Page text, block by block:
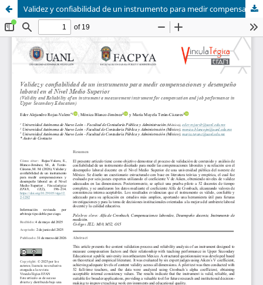
Validez y confiabilidad de un instrumento para medir compensaciones y desempeño laboral en el Nivel Medio Superior